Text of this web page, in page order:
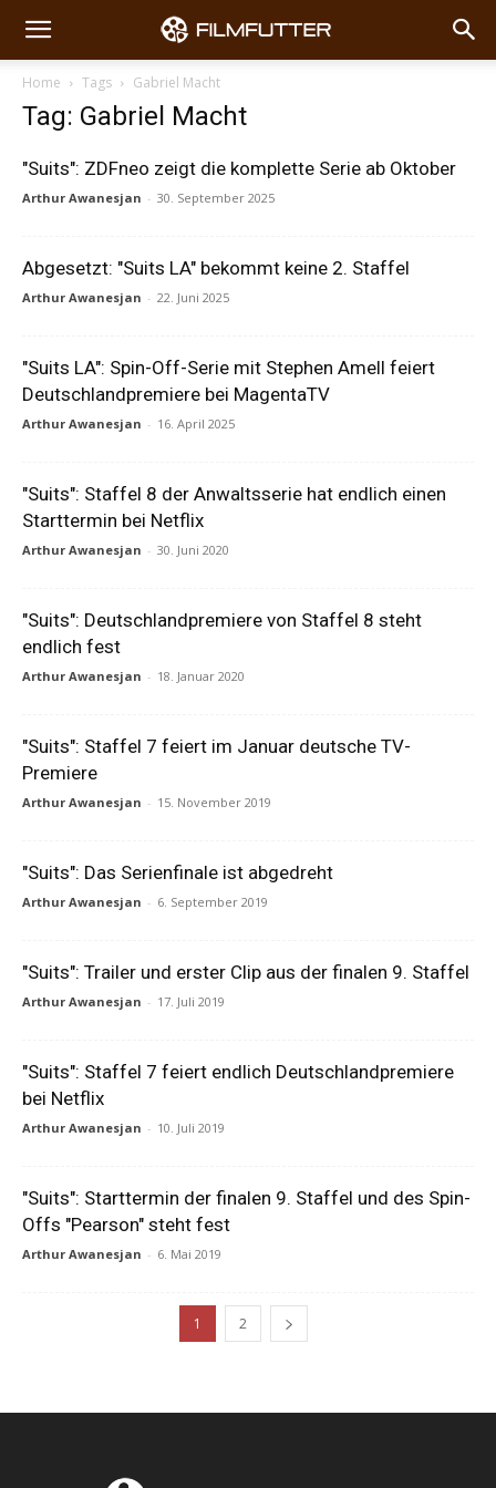
Home Tags Gabriel Macht
Tag: Gabriel Macht
"Suits": ZDFneo zeigt die komplette Serie ab Oktober
Arthur Awanesjan - 30. September 2025
Abgesetzt: "Suits LA" bekommt keine 2. Staffel
Arthur Awanesjan - 22. Juni 2025
"Suits LA": Spin-Off-Serie mit Stephen Amell feiert
Deutschlandpremiere bei MagentaTV
Arthur Awanesjan - 16. April 2025
"Suits": Staffel 8 der Anwaltsserie hat endlich einen
Starttermin bei Netflix
Arthur Awanesjan - 30. Juni 2020
"Suits": Deutschlandpremiere von Staffel 8 steht
endlich fest
Arthur Awanesjan - 18. Januar 2020
"Suits": Staffel 7 feiert im Januar deutsche TV-
Premiere
Arthur Awanesjan - 15. November 2019
"Suits": Das Serienfinale ist abgedreht
Arthur Awanesjan - 6. September 2019
"Suits": Trailer und erster Clip aus der finalen 9. Staffel
Arthur Awanesjan - 17. Juli 2019
"Suits": Staffel 7 feiert endlich Deutschlandpremiere
bei Netflix
Arthur Awanesjan - 10. Juli 2019
"Suits": Starttermin der finalen 9. Staffel und des Spin-
Offs "Pearson" steht fest
Arthur Awanesjan - 6. Mai 2019
1 2